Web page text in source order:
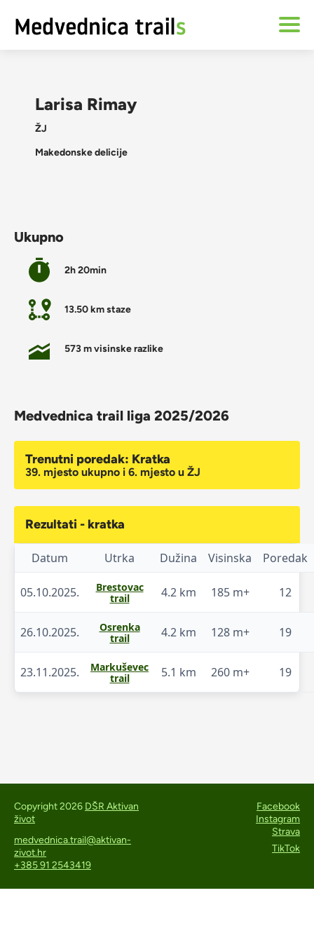
Larisa Rimay
ŽJ
Makedonske delicije
Ukupno
2h 20min
13.50 km staze
573 m visinske razlike
Medvednica trail liga 2025/2026
Trenutni poredak: Kratka
39. mjesto ukupno i 6. mjesto u ŽJ
Rezultati - kratka
Datum Utrka Dužina Visinska Poredak
05.10.2025.
Brestovac
trail
4.2 km 185 m+ 12
26.10.2025.
Osrenka
trail
4.2 km 128 m+ 19
23.11.2025.
Markuševec
trail
5.1 km 260 m+ 19
Copyright 2026 DŠR Aktivan
život
medvednica.trail@aktivan-
zivot.hr
+385 91 2543419
Facebook
Instagram
Strava
TikTok